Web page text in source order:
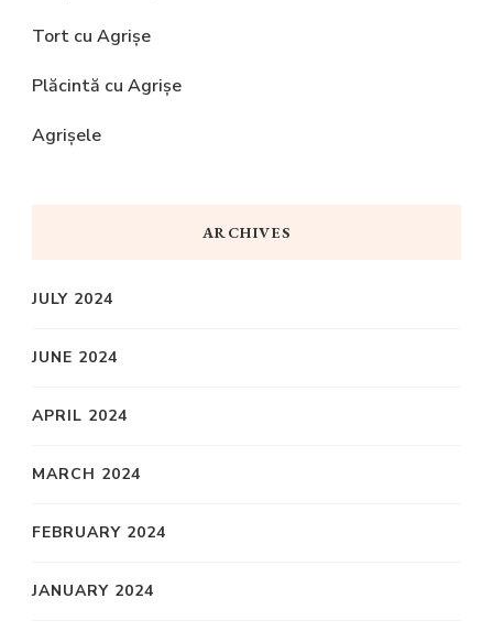
Tort cu Agrișe
Plăcintă cu Agrișe
Agrișele
ARCHIVES
JULY 2024
JUNE 2024
APRIL 2024
MARCH 2024
FEBRUARY 2024
JANUARY 2024